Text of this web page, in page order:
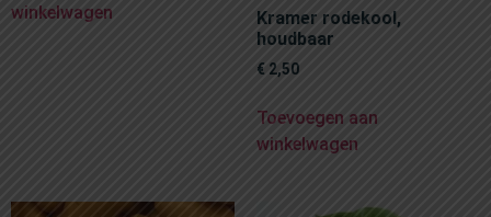
winkelwagen
Kramer rodekool,
houdbaar
€ 2,50
Toevoegen aan
winkelwagen